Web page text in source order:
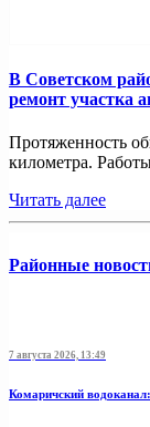
В Советском
ремонт участка
Протяженность
километра.
Читать далее
Районные
7 августа 2026, 13:49
Комаричский